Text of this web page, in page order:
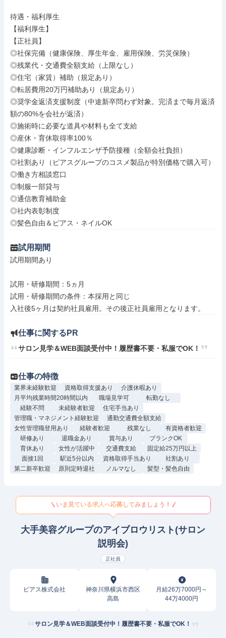
待遇・福利厚生
【福利厚生】
【正社員】
◎社保完備（健康保険、厚生年金、雇用保険、労災保険）
◎残業代・交通費全額支給（上限なし）
◎住宅（家賃）補助（規定あり）
◎転居費用20万円補助あり（規定あり）
◎奨学金返済支援制度（中途新卒問わず対象。完済まで毎月返済
額の80%を会社が返済）
◎施術時に必要な道具や材料も全て支給
◎産休・育休取得率100％
◎健康診断・インフルエンザ予防接種（全額会社負担）
◎社割あり（ピアスグループのコスメ製品が特別価格で購入可）
◎働き方相談窓口
◎制服一部貸与
◎通信教育補助金
◎社内表彰制度
◎髪色自由＆ピアス・ネイルOK
試用期間
試用期間あり
試用・研修期間：5ヵ月
試用・研修期間の条件：本採用と同じ
仕事に関するPR
サロン見学＆WEB面談受付中！履歴書不要・私服でOK！
仕事の特徴
業界未経験歓迎 資格取得支援あり
介護休暇あり
月平均残業時間20時間以内
職場見学可
転勤なし
経験不問
未経験者歓迎
住宅手当あり
管理職・マネジメント経験歓迎
通勤交通費全額支給
女性管理職登用あり
経験者歓迎 残業なし
有資格者歓迎
研修あり
退職金あり 賞与あり
ブランクOK
育休あり
女性が活躍中 交通費支給
固定給25万円以上
面接1回
駅近5分以内 資格取得手当あり
社割あり
第二新卒歓迎
原則定時退社 ノルマなし 髪型・髪色自由
いま見ている求人へ応募してみましょう！
大手美容グループのアイブロウリスト(サロン
説明会)
正社員
ピアス株式会社
神奈川県横浜市西区
高島
月給26万7000円～
44万4000円
サロン見学＆WEB面談受付中！履歴書不要・私服でOK！